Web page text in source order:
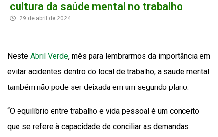
cultura da saúde mental no trabalho
29 de abril de 2024
Neste Abril Verde, mês para lembrarmos da importância em
evitar acidentes dentro do local de trabalho, a saúde mental
também não pode ser deixada em um segundo plano.
“O equilíbrio entre trabalho e vida pessoal é um conceito
que se refere à capacidade de conciliar as demandas